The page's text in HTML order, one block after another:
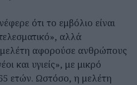
ότι το εμβόλιο είναι
αλλά
αφορούσε ανθρώπους
και υγιείς», με μικρό
ετών. Ωστόσο, η μελέτη